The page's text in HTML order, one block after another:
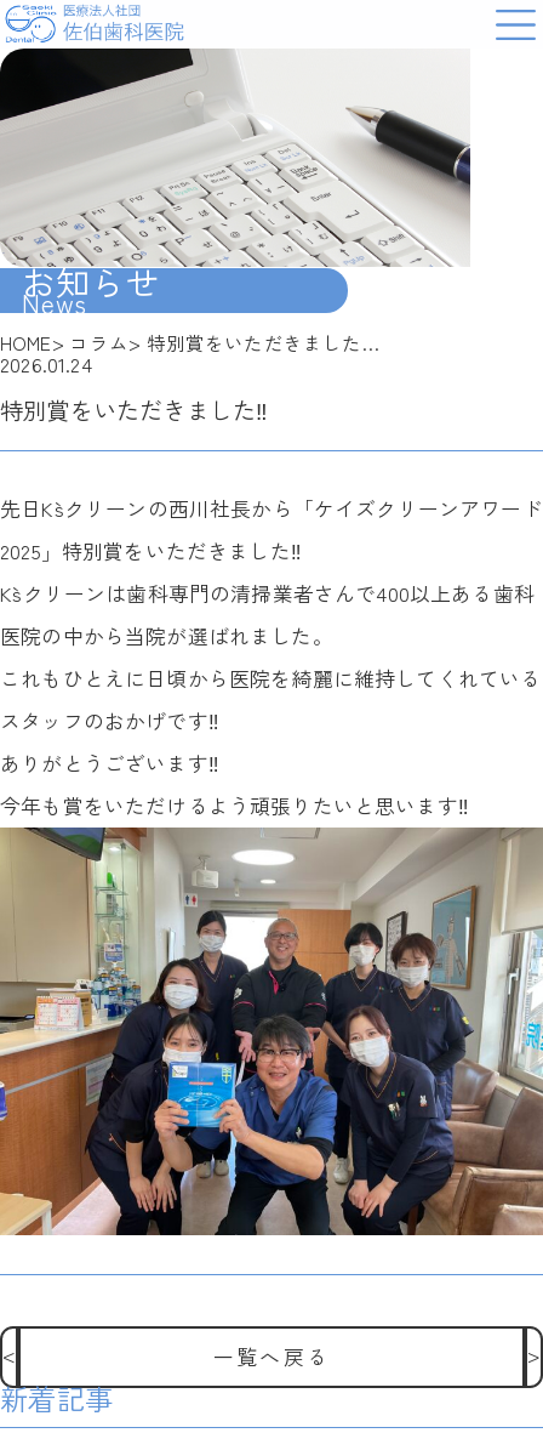
お知らせ
News
HOME コラム 特別賞をいただきました…
2026.01.24
特別賞をいただきました‼︎
先日K`sクリーンの西川社長から「ケイズクリーンアワード
2025」特別賞をいただきました‼︎
K`sクリーンは歯科専門の清掃業者さんで400以上ある歯科
医院の中から当院が選ばれました。
これもひとえに日頃から医院を綺麗に維持してくれている
スタッフのおかげです‼︎
ありがとうございます‼︎
今年も賞をいただけるよう頑張りたいと思います‼︎
<
新
し
い
記
事
一覧へ戻る >
新着記事